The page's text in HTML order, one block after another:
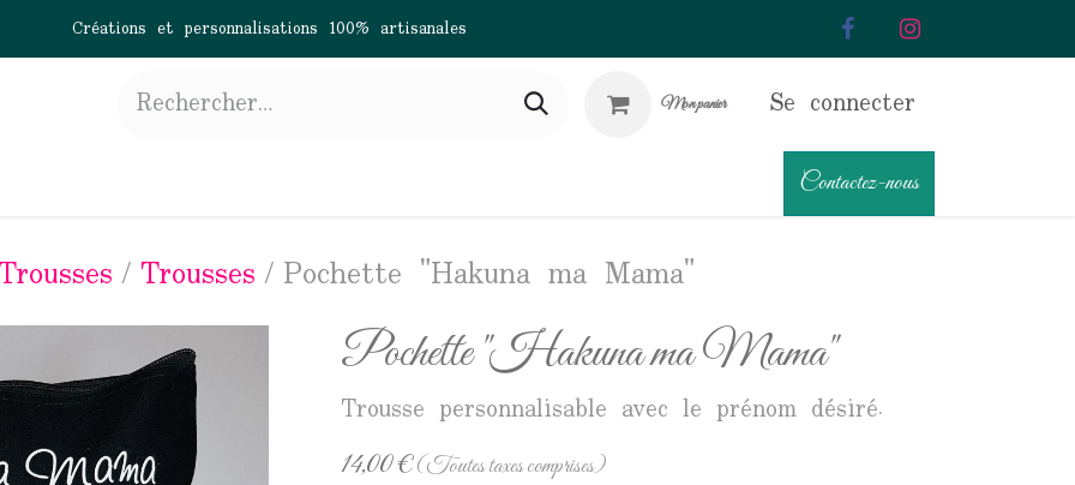
Créations et personnalisations 100% artisanales
Mon panier
Se connecter
Contactez-nous
Trousses Pochette "Hakuna ma Mama"
Pochette "Hakuna ma Mama"
Trousse personnalisable avec le prénom désiré.
14,00€(Toutes taxes comprises)